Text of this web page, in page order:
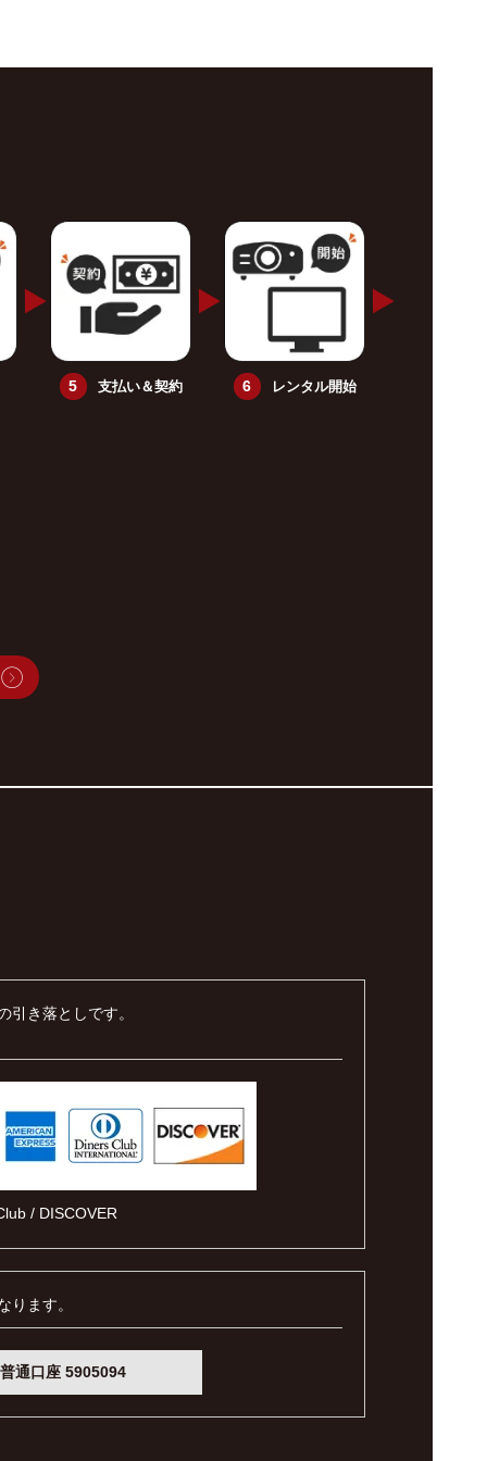
支払い＆契約 レンタル開始
引き落としです。
/ DISCOVER
ります。
通口座 5905094